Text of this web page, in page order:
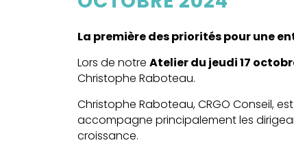
La première des priorités pour une
Lors de notreAtelier du jeudi 17
Christophe Raboteau.
Christophe Raboteau, CRGO Conseil,
accompagne principalement les
croissance.